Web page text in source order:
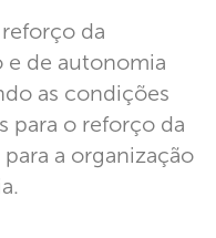
da
e de autonomia
as condições
para o reforço da
a organização